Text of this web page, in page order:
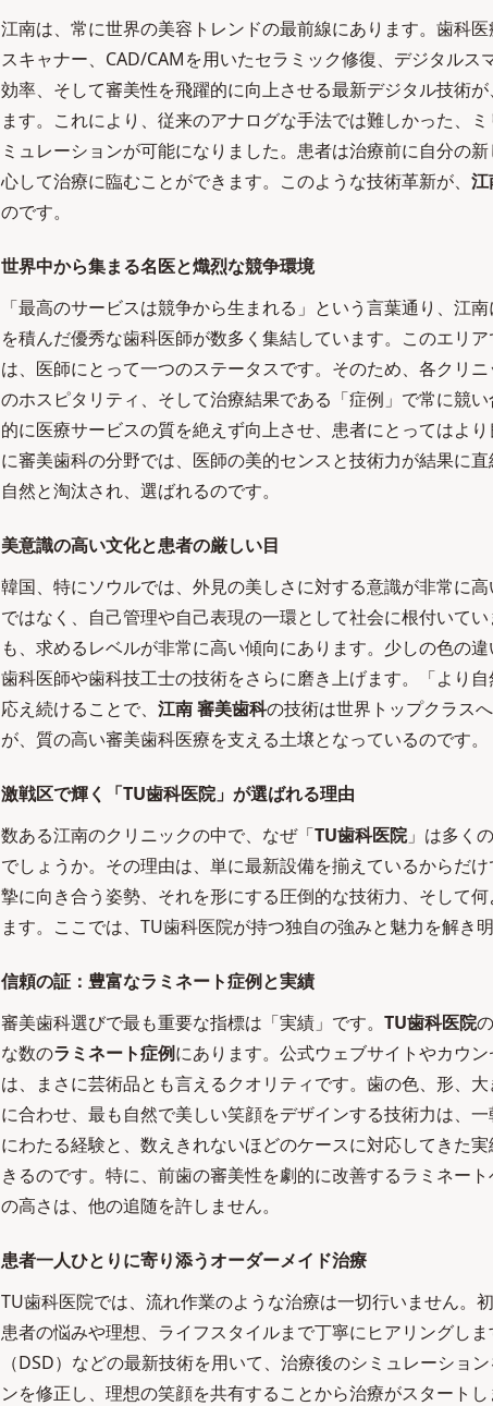
江南は、常に世界の美容トレンドの最前線にあります。歯科
スキャナー、CAD/CAMを用いたセラミック修復、デジタルス
効率、そして審美性を飛躍的に向上させる最新デジタル技術
ます。これにより、従来のアナログな手法では難しかった、
ミュレーションが可能になりました。患者は治療前に自分の
心して治療に臨むことができます。このような技術革新が、 江
のです。
世界中から集まる名医と熾烈な競争環境
「最高のサービスは競争から生まれる」という言葉通り、江
を積んだ優秀な歯科医師が数多く集結しています。このエリ
は、医師にとって一つのステータスです。そのため、各クリ
のホスピタリティ、そして治療結果である「症例」で常に競
的に医療サービスの質を絶えず向上させ、患者にとってはよ
に審美歯科の分野では、医師の美的センスと技術力が結果に
自然と淘汰され、選ばれるのです。
美意識の高い文化と患者の厳しい目
韓国、特にソウルでは、外見の美しさに対する意識が非常に
ではなく、自己管理や自己表現の一環として社会に根付いて
も、求めるレベルが非常に高い傾向にあります。少しの色の
歯科医師や歯科技工士の技術をさらに磨き上げます。「より
応え続けることで、 江南 審美歯科の技術は世界トップクラス
が、質の高い審美歯科医療を支える土壌となっているのです。
激戦区で輝く「TU歯科医院」が選ばれる理由
数ある江南のクリニックの中で、なぜ「TU歯科医院」は多く
でしょうか。その理由は、単に最新設備を揃えているからだ
摯に向き合う姿勢、それを形にする圧倒的な技術力、そして
ます。ここでは、TU歯科医院が持つ独自の強みと魅力を解き明
信頼の証：豊富なラミネート症例と実績
審美歯科選びで最も重要な指標は「実績」です。 TU歯科医院
な数のラミネート症例にあります。公式ウェブサイトやカウ
は、まさに芸術品とも言えるクオリティです。歯の色、形、
に合わせ、最も自然で美しい笑顔をデザインする技術力は、
にわたる経験と、数えきれないほどのケースに対応してきた
きるのです。特に、前歯の審美性を劇的に改善するラミネー
の高さは、他の追随を許しません。
患者一人ひとりに寄り添うオーダーメイド治療
TU歯科医院では、流れ作業のような治療は一切行いません。
患者の悩みや理想、ライフスタイルまで丁寧にヒアリングし
（DSD）などの最新技術を用いて、治療後のシミュレーショ
ンを修正し、理想の笑顔を共有することから治療がスタート